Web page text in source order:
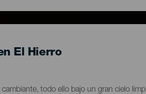
El Hierro
todo ello bajo un gran cielo